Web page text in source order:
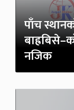
पाँच
नजिक